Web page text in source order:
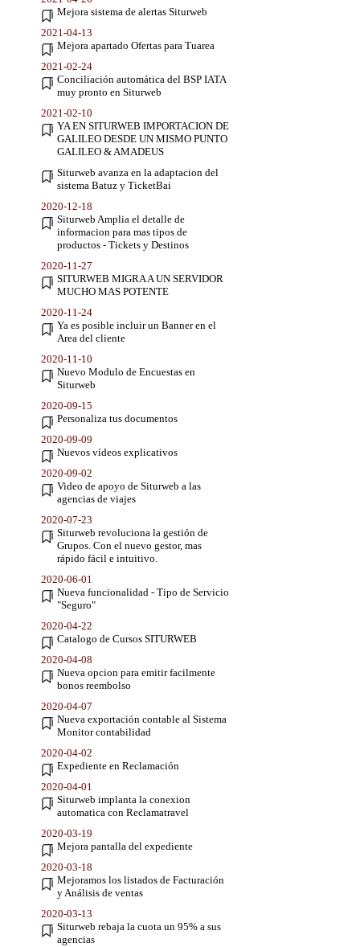
Mejora sistema de alertas Siturweb
2021-04-13
Mejora apartado Ofertas para Tuarea
2021-02-24
Conciliación automática del BSP IATA
muy pronto en Siturweb
2021-02-10
YA EN SITURWEB IMPORTACION DE
GALILEO DESDE UN MISMO PUNTO
GALILEO & AMADEUS
Siturweb avanza en la adaptacion del
sistema Batuz y TicketBai
2020-12-18
Siturweb Amplia el detalle de
informacion para mas tipos de
productos - Tickets y Destinos
2020-11-27
SITURWEB MIGRA A UN SERVIDOR
MUCHO MAS POTENTE
2020-11-24
Ya es posible incluir un Banner en el
Area del cliente
2020-11-10
Nuevo Modulo de Encuestas en
Siturweb
2020-09-15
Personaliza tus documentos
2020-09-09
Nuevos vídeos explicativos
2020-09-02
Video de apoyo de Siturweb a las
agencias de viajes
2020-07-23
Siturweb revoluciona la gestión de
Grupos. Con el nuevo gestor, mas
rápido fácil e intuitivo.
2020-06-01
Nueva funcionalidad - Tipo de Servicio
"Seguro"
2020-04-22
Catalogo de Cursos SITURWEB
2020-04-08
Nueva opcion para emitir facilmente
bonos reembolso
2020-04-07
Nueva exportación contable al Sistema
Monitor contabilidad
2020-04-02
Expediente en Reclamación
2020-04-01
Siturweb implanta la conexion
automatica con Reclamatravel
2020-03-19
Mejora pantalla del expediente
2020-03-18
Mejoramos los listados de Facturación
y Análisis de ventas
2020-03-13
Siturweb rebaja la cuota un 95% a sus
agencias